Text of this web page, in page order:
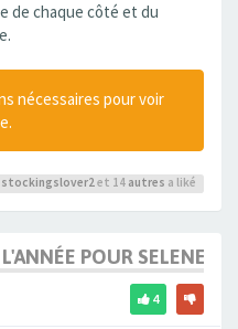
de chaque côté et du
nécessaires pour voir
stockingslover2et 14 autres a liké
POUR SELENE
4